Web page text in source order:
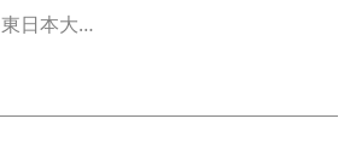
東日本大…